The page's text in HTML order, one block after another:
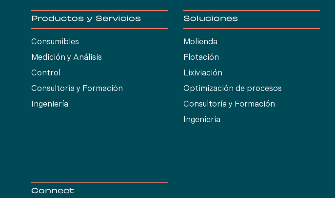
Productos y Servicios
Consumibles
Medición y Análisis
Control
Consultoría y Formación
Ingeniería
Soluciones
Molienda
Flotación
Lixiviación
Optimización de procesos
Consultoría y Formación
Ingeniería
Connect